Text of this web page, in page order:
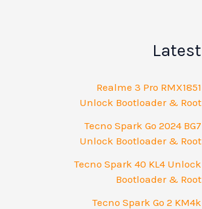
Latest
Realme 3 Pro RMX1851
Unlock Bootloader & Root
Tecno Spark Go 2024 BG7
Unlock Bootloader & Root
Tecno Spark 40 KL4 Unlock
Bootloader & Root
Tecno Spark Go 2 KM4k